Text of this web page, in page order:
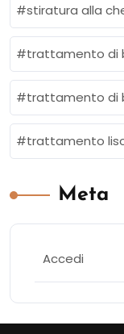
stiratura alla
trattamento di
trattamento di
trattamento
Meta
Accedi